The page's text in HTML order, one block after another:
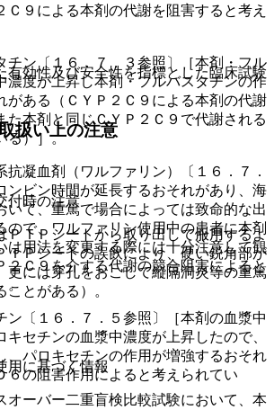
有効性及び安全性を指標とした臨床試験
扱い上の注意
付時の注意
ＰＴＰシートから取り出して服用するよ
ＴＰシートの誤飲により、硬い鋭角部が
更には穿孔をおこして縦隔洞炎等の重篤
とがある）。
に基づく情報
オーバー二重盲検比較試験において、本
Ｃ９による本剤の代謝を阻害すると考え
ン〔１６．７．３参照〕［本剤・フル
濃度が上昇し本剤・フルバスタチンの作
がある（ＣＹＰ２Ｃ９による本剤の代謝
た本剤と同じＣＹＰ２Ｃ９で代謝される
る）］。
凝血剤（ワルファリン）〔１６．７．
ンビン時間が延長するおそれがあり、海
いて、重篤で場合によっては致命的な出
ので、ワルファリン使用中の患者に本剤
は用法を変更する際には十分注意して観
２Ｃ９を介する代謝の競合阻害によると
。
〔１６．７．５参照〕［本剤の血漿中
キセチンの血漿中濃度が上昇したので、
、パロキセチンの作用が増強するおそれ
６の阻害作用によると考えられてい